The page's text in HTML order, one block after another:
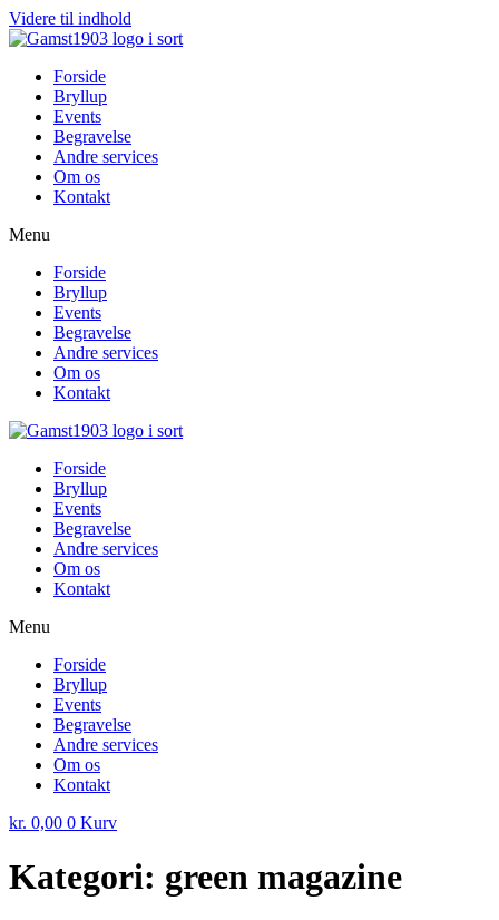
Videre til indhold
Forside
Bryllup
Events
Begravelse
Andre services
Om os
Kontakt
Menu
Forside
Bryllup
Events
Begravelse
Andre services
Om os
Kontakt
Forside
Bryllup
Events
Begravelse
Andre services
Om os
Kontakt
Menu
Forside
Bryllup
Events
Begravelse
Andre services
Om os
Kontakt
kr. 0,00 0 Kurv
Kategori: green magazine